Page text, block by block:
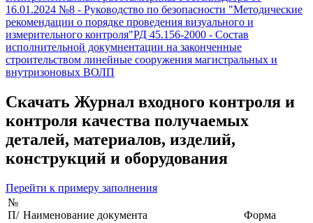
16.01.2024 №8 - Руководство по безопасности "Методические
рекомендации о порядке проведения визуального и
измерительного контроля"РД 45.156-2000 - Состав
исполнительной докумнентации на законченные
строительством линейные сооружения магистральных и
внутризоновых ВОЛП
Скачать Журнал входного контроля и
контроля качества получаемых
деталей, материалов, изделий,
конструкций и оборудования
Перейти к примеру заполнения
№
П/ Наименование документа Форма